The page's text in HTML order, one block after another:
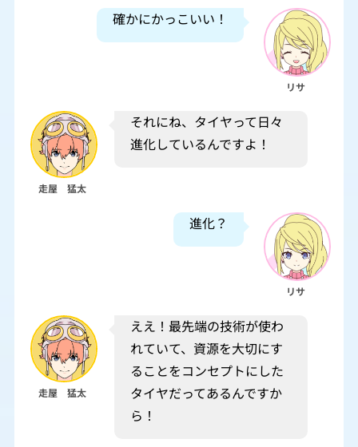
確かにかっこいい！
リサ
走屋 猛太
それにね、タイヤって日々
進化しているんですよ！
進化？
リサ
走屋 猛太
ええ！最先端の技術が使わ
れていて、資源を大切にす
ることをコンセプトにした
タイヤだってあるんですか
ら！